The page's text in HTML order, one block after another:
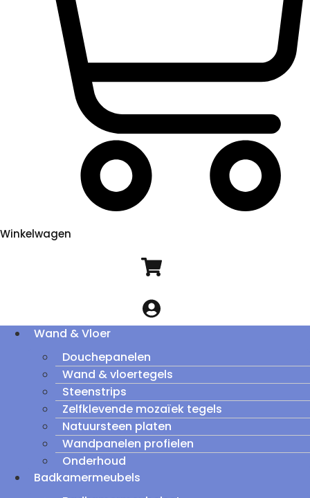
Winkelwagen
Wand & Vloer
Douchepanelen
Wand & vloertegels
Steenstrips
Zelfklevende mozaïek tegels
Natuursteen platen
Wandpanelen profielen
Onderhoud
Badkamermeubels